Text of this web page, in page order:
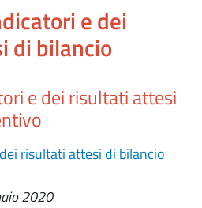
e dei
di bilancio
e dei risultati attesi
risultati attesi di bilancio
2020